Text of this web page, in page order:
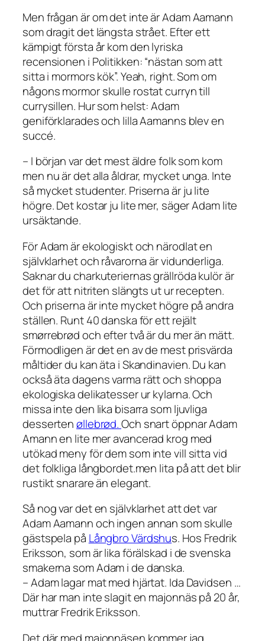
Men frågan är om det inte är Adam Aamann
som dragit det längsta strået. Efter ett
kämpigt första år kom den lyriska
recensionen i Politikken: “nästan som att
sitta i mormors kök”. Yeah, right. Som om
någons mormor skulle rostat curryn till
currysillen. Hur som helst: Adam
geniförklarades och lilla Aamanns blev en
succé.
– I början var det mest äldre folk som kom
men nu är det alla åldrar, mycket unga. Inte
så mycket studenter. Priserna är ju lite
högre. Det kostar ju lite mer, säger Adam lite
ursäktande.
För Adam är ekologiskt och närodlat en
självklarhet och råvarorna är vidunderliga.
Saknar du charkuteriernas grällröda kulör är
det för att nitriten slängts ut ur recepten.
Och priserna är inte mycket högre på andra
ställen. Runt 40 danska för ett rejält
smørrebrød och efter två är du mer än mätt.
Förmodligen är det en av de mest prisvärda
måltider du kan äta i Skandinavien. Du kan
också äta dagens varma rätt och shoppa
ekologiska delikatesser ur kylarna. Och
missa inte den lika bisarra som ljuvliga
dessertenøllebrød.Och snart öppnar Adam
Amann en lite mer avancerad krog med
utökad meny för dem som inte vill sitta vid
det folkliga långbordet.men lita på att det blir
rustikt snarare än elegant.
Så nog var det en självklarhet att det var
Adam Aamann och ingen annan som skulle
gästspela på Långbro Värdshus. Hos Fredrik
Eriksson, som är lika förälskad i de svenska
smakerna som Adam i de danska.
– Adam lagar mat med hjärtat. Ida Davidsen …
Där har man inte slagit en majonnäs på 20 år,
muttrar Fredrik Eriksson.
Det där med majonnäsen kommer jag